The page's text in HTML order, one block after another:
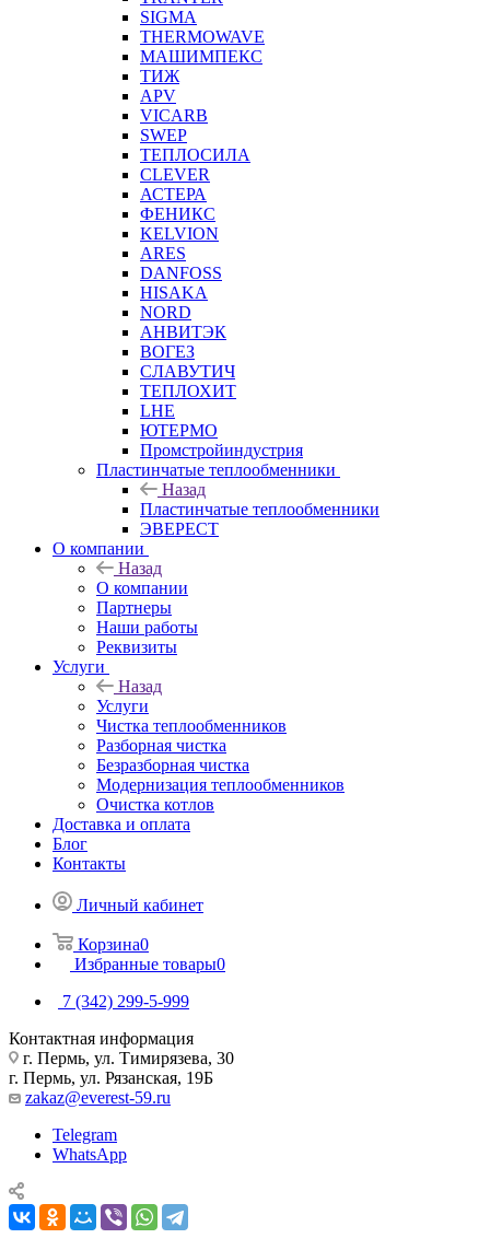
SIGMA
THERMOWAVE
МАШИМПЕКС
ТИЖ
APV
VICARB
SWEP
ТЕПЛОСИЛА
CLEVER
АСТЕРА
ФЕНИКС
KELVION
ARES
DANFOSS
HISAKA
NORD
АНВИТЭК
ВОГЕЗ
СЛАВУТИЧ
ТЕПЛОХИТ
LHE
ЮТЕРМО
Промстройиндустрия
Пластинчатые теплообменники
Назад
Пластинчатые теплообменники
ЭВЕРЕСТ
О компании
Назад
О компании
Партнеры
Наши работы
Реквизиты
Услуги
Назад
Услуги
Чистка теплообменников
Разборная чистка
Безразборная чистка
Модернизация теплообменников
Очистка котлов
Доставка и оплата
Блог
Контакты
Личный кабинет
Корзина0
Избранные товары0
7 (342) 299-5-999
Контактная информация
г. Пермь, ул. Тимирязева, 30
г. Пермь, ул. Рязанская, 19Б
zakaz@everest-59.ru
Telegram
WhatsApp